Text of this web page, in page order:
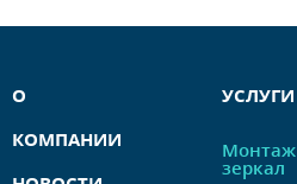
О
КОМПАНИИ
УСЛУГИ
Монтаж
зеркал